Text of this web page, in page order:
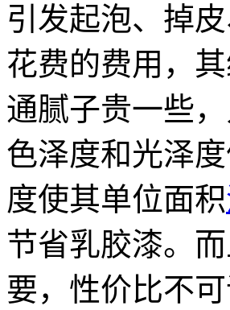
引发起泡、掉
花费的费用，
通腻子贵一些
色泽度和光泽
度使其单位面积
节省乳胶漆。
要，性价比不可